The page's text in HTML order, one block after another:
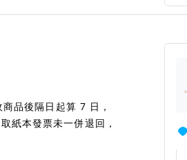
品後隔日起算 7 日，
紙本發票未一併退回，